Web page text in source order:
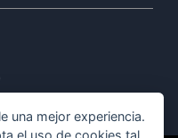
una mejor experiencia.